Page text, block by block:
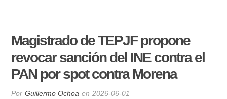
Magistrado de TEPJF propone
revocar sanción del INE contra el
PAN por spot contra Morena
Por Guillermo Ochoa en 2026-06-01